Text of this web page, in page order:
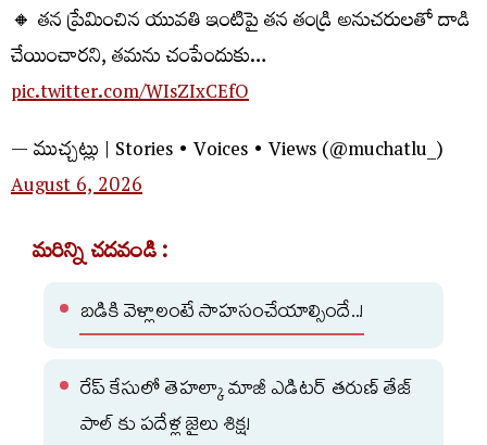
🔸 తన ప్రేమించిన యువతి ఇంటిపై తన తండ్రి అనుచరులతో దాడి
చేయించారని, తమను చంపేందుకు…
pic.twitter.com/WIsZIxCEfO
— ముచ్చట్లు | Stories • Voices • Views (@muchatlu_)
August 6, 2026
మరిన్ని చదవండి :
బడికి వెళ్లాలంటే సాహసంచేయాల్సిందే..!
రేప్ కేసులో తెహల్కా మాజీ ఎడిటర్ తరుణ్ తేజ్
పాల్ కు పదేళ్ల జైలు శిక్ష!